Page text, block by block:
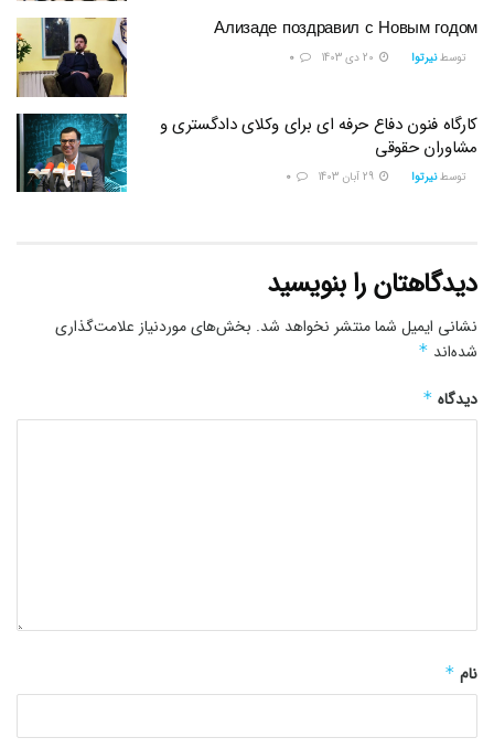
Ализаде поздравил с Новым годом
توسط نیرتوا
کارگاه فنون دفاع حرفه ای برای وکلای دادگستری و
مشاوران حقوقی
توسط نیرتوا
دیدگاهتان را بنویسید
نشانی ایمیل شما منتشر نخواهد شد. بخش‌های موردنیاز علامت‌گذاری
شده‌اند *
دیدگاه *
نام *